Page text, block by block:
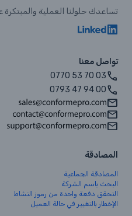
تساعدك حلولنا العملية والمبتكرة
تواصل معنا
0770 53 70 03
0793 47 94 00
المصادقة
المصادقة الجماعية
البحث باسم الشركة
التحقق دفعة واحدة من رموز النشاط
الإخطار بالتغيير في حالة العميل